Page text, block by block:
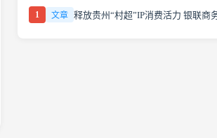
1 文章